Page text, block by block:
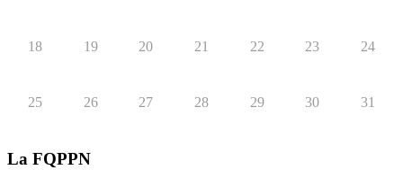
18 19 20 21 22 23 24
25 26 27 28 29 30 31
La FQPPN